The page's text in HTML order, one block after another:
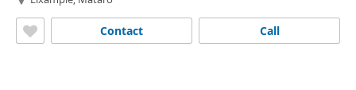
Call
Contact